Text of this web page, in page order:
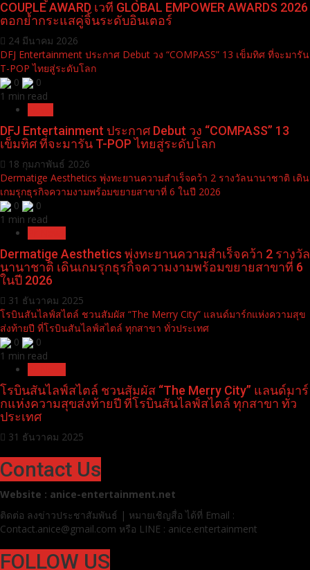
“อันดา-ลูกแก้ว” แรงไม่หยุด! คว้า BEST VIRAL GL COUPLE AWARD เวที
GLOBAL EMPOWER AWARDS 2026 ตอกย้ำกระแสคู่จิ้นระดับอินเตอร์
0
1 min read
Pr News
“อันดา-ลูกแก้ว” แรงไม่หยุด! คว้า BEST VIRAL GL
COUPLE AWARD เวที GLOBAL EMPOWER AWARDS 2026
ตอกย้ำกระแสคู่จิ้นระดับอินเตอร์
24 มีนาคม 2026
DFJ Entertainment ประกาศ Debut วง “COMPASS” 13 เข็มทิศ ที่จะมารัน
T-POP ไทยสู่ระดับโลก
0
0
1 min read
News
DFJ Entertainment ประกาศ Debut วง “COMPASS” 13
เข็มทิศ ที่จะมารัน T-POP ไทยสู่ระดับโลก
18 กุมภาพันธ์ 2026
Dermatige Aesthetics พุ่งทะยานความสำเร็จคว้า 2 รางวัลนานาชาติ เดิน
เกมรุกธุรกิจความงามพร้อมขยายสาขาที่ 6 ในปี 2026
0
1 min read
Pr News
Dermatige Aesthetics พุ่งทะยานความสำเร็จคว้า 2 รางวัล
นานาชาติ เดินเกมรุกธุรกิจความงามพร้อมขยายสาขาที่ 6
ในปี 2026
31 ธันวาคม 2025
โรบินสันไลฟ์สไตล์ ชวนสัมผัส “The Merry City” แลนด์มาร์กแห่งความสุข
ส่งท้ายปี ที่โรบินสันไลฟ์สไตล์ ทุกสาขา ทั่วประเทศ
0
Pr News
โรบินสันไลฟ์สไตล์ ชวนสัมผัส “The Merry City” แลนด์มาร์
กแห่งความสุขส่งท้ายปี ที่โรบินสันไลฟ์สไตล์ ทุกสาขา ทั่ว
31 ธันวาคม 2025
Contact Us